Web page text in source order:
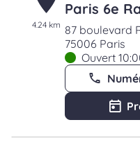
4.24 km
Paris 6e
87 boulevard
75006 Paris
Ouvert